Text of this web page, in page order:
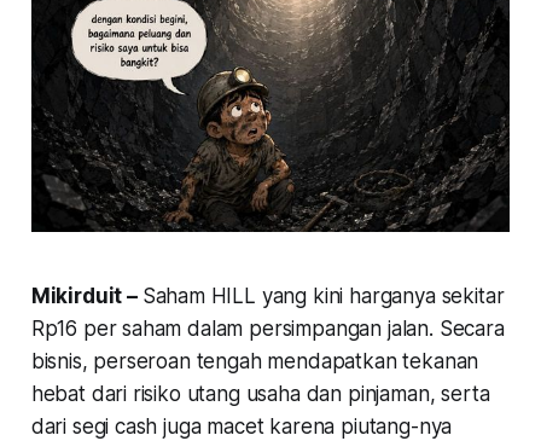
Mikirduit – Saham HILL yang kini harganya sekitar
Rp16 per saham dalam persimpangan jalan. Secara
bisnis, perseroan tengah mendapatkan tekanan
hebat dari risiko utang usaha dan pinjaman, serta
dari segi cash juga macet karena piutang-nya